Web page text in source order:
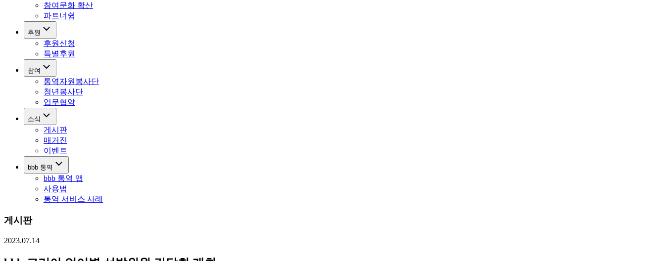
참여문화 확산
파트너쉽
후원
후원신청
특별후원
참여
통역자원봉사단
청년봉사단
업무협약
소식
게시판
매거진
이벤트
bbb 통역
bbb 통역 앱
사용법
통역 서비스 사례
게시판
2023.07.14